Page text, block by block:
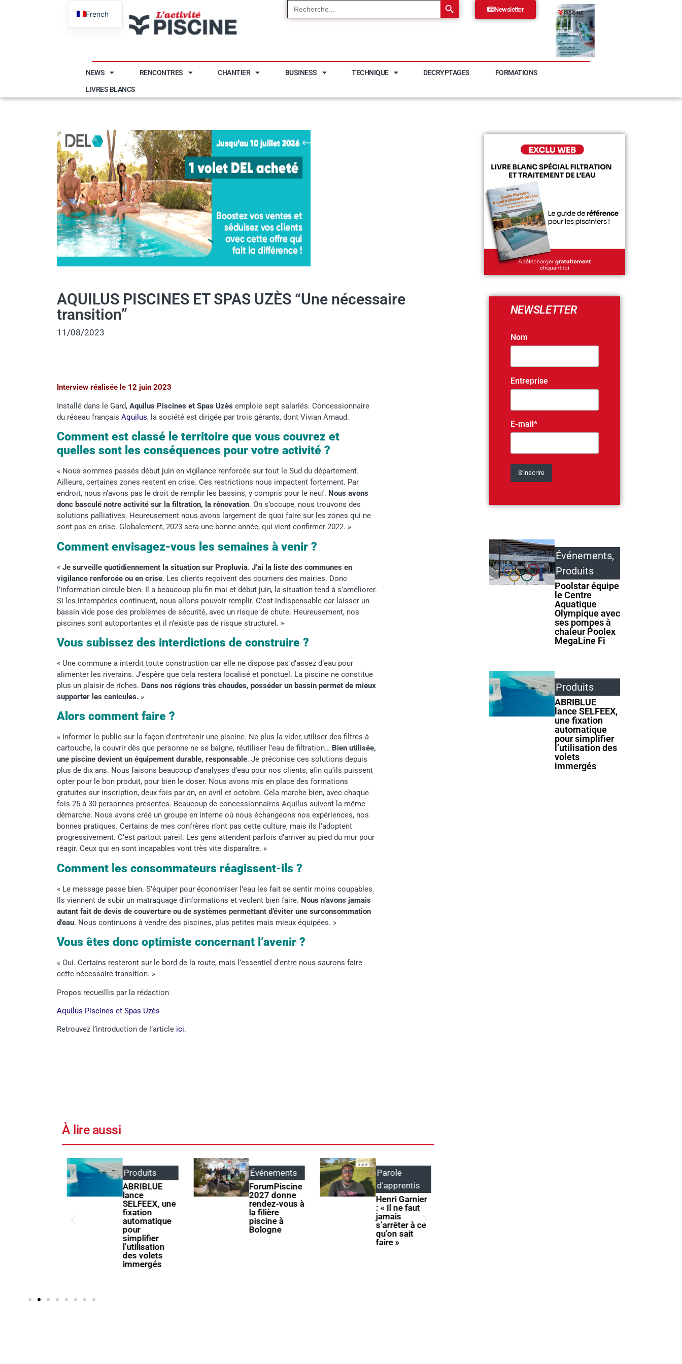
Search
for:
Newsletter
NEWS RENCONTRES CHANTIER BUSINESS TECHNIQUE DECRYPTAGES FORMATIONS
LIVRES BLANCS
AQUILUS PISCINES ET SPAS UZÈS “Une nécessaire
transition”
11/08/2023
Interview réalisée le 12 juin 2023
Installé dans le Gard, Aquilus Piscines et Spas Uzès emploie sept salariés. Concessionnaire
du réseau français Aquilus, la société est dirigée par trois gérants, dont Vivian Arnaud.
Comment est classé le territoire que vous couvrez et
quelles sont les conséquences pour votre activité ?
« Nous sommes passés début juin en vigilance renforcée sur tout le Sud du département.
Ailleurs, certaines zones restent en crise. Ces restrictions nous impactent fortement. Par
endroit, nous n’avons pas le droit de remplir les bassins, y compris pour le neuf. Nous avons
donc basculé notre activité sur la filtration, la rénovation. On s’occupe, nous trouvons des
solutions palliatives. Heureusement nous avons largement de quoi faire sur les zones qui ne
sont pas en crise. Globalement, 2023 sera une bonne année, qui vient confirmer 2022. »
Comment envisagez-vous les semaines à venir ?
« Je surveille quotidiennement la situation sur Propluvia. J’ai la liste des communes en
vigilance renforcée ou en crise. Les clients reçoivent des courriers des mairies. Donc
l’information circule bien. Il a beaucoup plu fin mai et début juin, la situation tend à s’améliorer.
Si les intempéries continuent, nous allons pouvoir remplir. C’est indispensable car laisser un
bassin vide pose des problèmes de sécurité, avec un risque de chute. Heureusement, nos
piscines sont autoportantes et il n’existe pas de risque structurel. »
Vous subissez des interdictions de construire ?
« Une commune a interdit toute construction car elle ne dispose pas d’assez d’eau pour
alimenter les riverains. J’espère que cela restera localisé et ponctuel. La piscine ne constitue
plus un plaisir de riches. Dans nos régions très chaudes, posséder un bassin permet de mieux
supporter les canicules. »
Alors comment faire ?
« Informer le public sur la façon d’entretenir une piscine. Ne plus la vider, utiliser des filtres à
cartouche, la couvrir dès que personne ne se baigne, réutiliser l’eau de filtration… Bien utilisée,
une piscine devient un équipement durable, responsable. Je préconise ces solutions depuis
plus de dix ans. Nous faisons beaucoup d’analyses d’eau pour nos clients, afin qu’ils puissent
opter pour le bon produit, pour bien le doser. Nous avons mis en place des formations
gratuites sur inscription, deux fois par an, en avril et octobre. Cela marche bien, avec chaque
fois 25 à 30 personnes présentes. Beaucoup de concessionnaires Aquilus suivent la même
démarche. Nous avons créé un groupe en interne où nous échangeons nos expériences, nos
bonnes pratiques. Certains de mes confrères n’ont pas cette culture, mais ils l’adoptent
progressivement. C’est partout pareil. Les gens attendent parfois d’arriver au pied du mur pour
réagir. Ceux qui en sont incapables vont très vite disparaître. »
Comment les consommateurs réagissent-ils ?
« Le message passe bien. S’équiper pour économiser l’eau les fait se sentir moins coupables.
Ils viennent de subir un matraquage d’informations et veulent bien faire. Nous n’avons jamais
autant fait de devis de couverture ou de systèmes permettant d’éviter une surconsommation
d’eau. Nous continuons à vendre des piscines, plus petites mais mieux équipées. »
Vous êtes donc optimiste concernant l’avenir ?
« Oui. Certains resteront sur le bord de la route, mais l’essentiel d’entre nous saurons faire
cette nécessaire transition. »
Propos recueillis par la rédaction
Aquilus Piscines et Spas Uzès
Retrouvez l’introduction de l’article ici.
À lire aussi
Produits
ABRIBLUE
lance
SELFEEX, une
fixation
automatique
pour
simplifier
l’utilisation
des volets
immergés
Événements
ForumPiscine
2027 donne
rendez-vous à
la filière
piscine à
Bologne
Parole
d'apprentis
Henri Garnier
: « Il ne faut
jamais
s’arrêter à ce
qu’on sait
faire »
NEWSLETTER
Nom
Entreprise
E-mail*
Événements,
Produits
Poolstar équipe
le Centre
Aquatique
Olympique avec
ses pompes à
chaleur Poolex
MegaLine Fi
Produits
ABRIBLUE
lance SELFEEX,
une fixation
automatique
pour simplifier
l’utilisation des
volets
immergés
French